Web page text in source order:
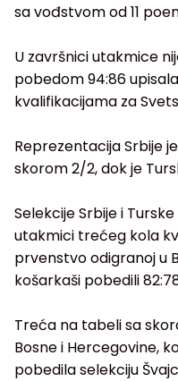
sa vođstvom od 11
U završnici utakmice
pobedom 94:86
kvalifikacijama za
Reprezentacija Srbije
skorom 2/2, dok je
Selekcije Srbije i
utakmici trećeg kola
prvenstvo odigranoj u
košarkaši pobedili
Treća na tabeli sa
Bosne i Hercegovine,
pobedila selekciju